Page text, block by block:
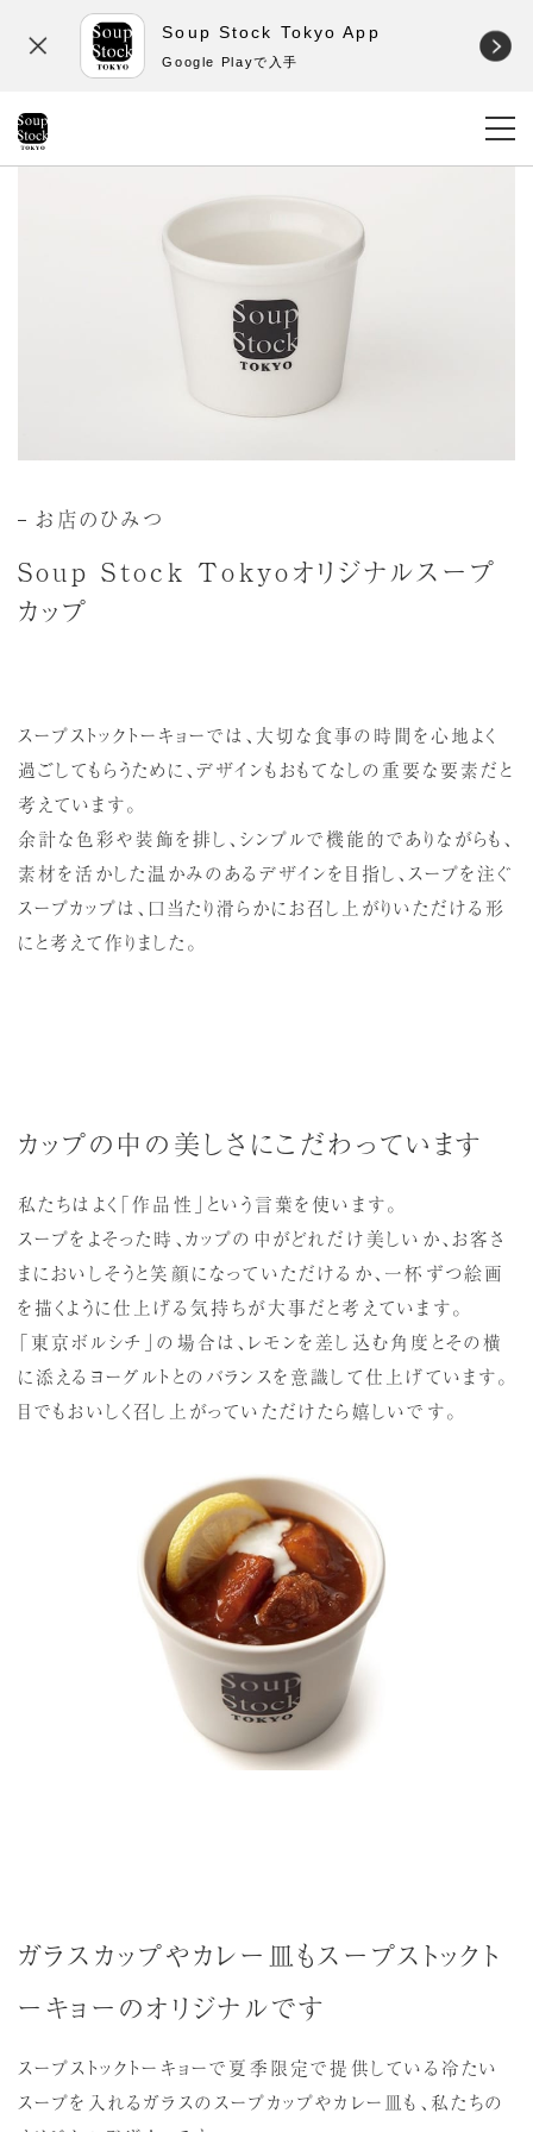
Soup Stock Tokyo App
Google Playで入手
お店のひみつ
Soup Stock Tokyoオリジナルスープ
カップ
スープストックトーキョーでは、大切な食事の時間を心地よく
過ごしてもらうために、デザインもおもてなしの重要な要素だと
考えています。
余計な色彩や装飾を排し、シンプルで機能的でありながらも、
素材を活かした温かみのあるデザインを目指し、スープを注ぐ
スープカップは、口当たり滑らかにお召し上がりいただける形
にと考えて作りました。
カップの中の美しさにこだわっています
私たちはよく「作品性」という言葉を使います。
スープをよそった時、カップの中がどれだけ美しいか、お客さ
まにおいしそうと笑顔になっていただけるか、一杯ずつ絵画
を描くように仕上げる気持ちが大事だと考えています。
「東京ボルシチ」の場合は、レモンを差し込む角度とその横
に添えるヨーグルトとのバランスを意識して仕上げています。
目でもおいしく召し上がっていただけたら嬉しいです。
ガラスカップやカレー皿もスープストックト
ーキョーのオリジナルです
スープストックトーキョーで夏季限定で提供している冷たい
スープを入れるガラスのスープカップやカレー皿も、私たちの